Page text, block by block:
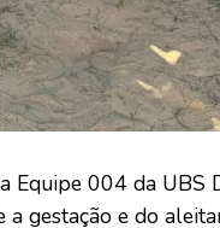
Equipe 004 da UBS
gestação e do